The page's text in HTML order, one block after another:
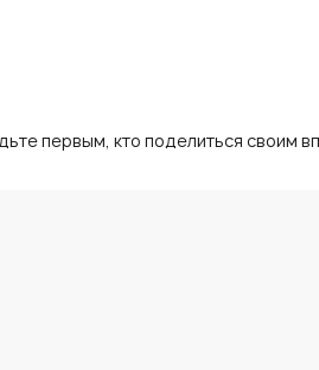
первым, кто поделиться своим